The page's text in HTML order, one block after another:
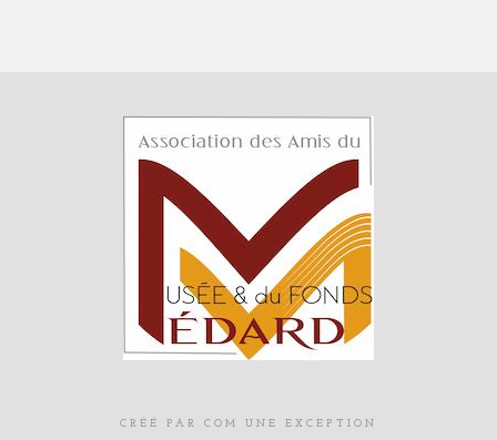
CRÉÉ PAR COM UNE EXCEPTION